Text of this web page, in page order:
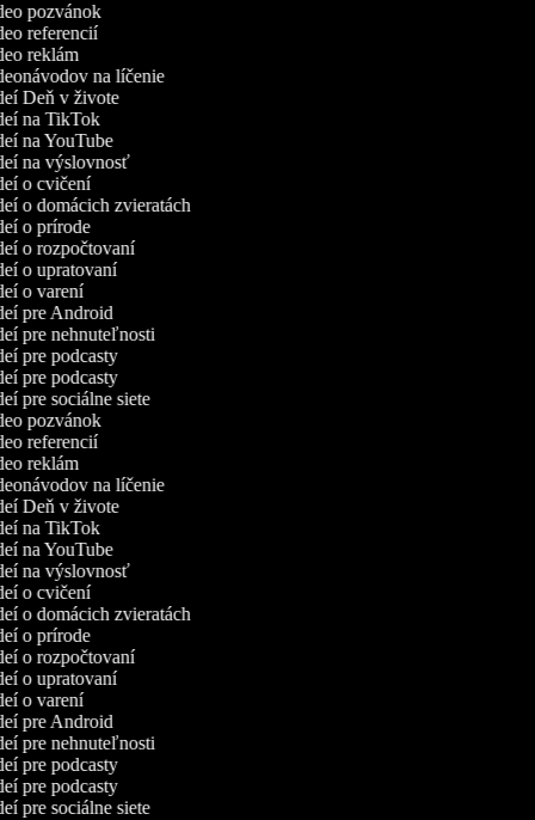
pozvánok
referencií
reklám
na líčenie
Deň v živote
na TikTok
na YouTube
na výslovnosť
o cvičení
o domácich zvieratách
o prírode
o rozpočtovaní
o upratovaní
o varení
pre Android
pre nehnuteľnosti
pre podcasty
pre podcasty
pre sociálne siete
pozvánok
referencií
reklám
na líčenie
Deň v živote
na TikTok
na YouTube
na výslovnosť
o cvičení
o domácich zvieratách
o prírode
o rozpočtovaní
o upratovaní
o varení
pre Android
pre nehnuteľnosti
pre podcasty
pre podcasty
pre sociálne siete